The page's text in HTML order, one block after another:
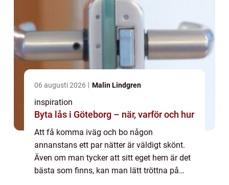
06 augusti 2026 Malin Lindgren
inspiration
Byta lås i Göteborg – när, varför och hur
Att få komma iväg och bo någon
annanstans ett par nätter är väldigt skönt.
Även om man tycker att sitt eget hem är det
bästa som finns, kan man lätt tröttna på